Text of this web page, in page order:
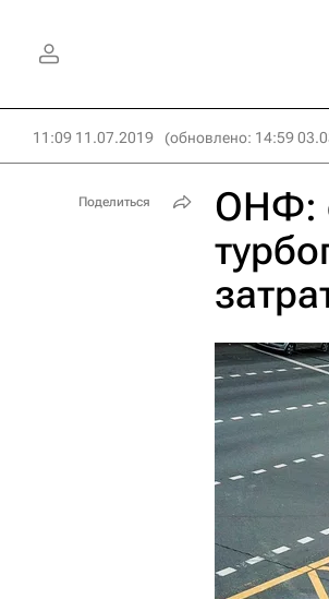
11:09 11.07.2019 (обновлено: 14:59
ОНФ:
Поделиться